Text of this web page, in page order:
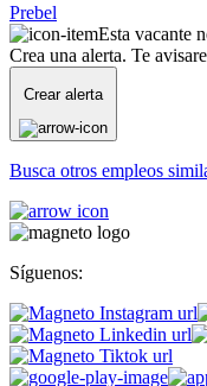
Prebel
Esta vacante
Crea una alerta. Te
Crear alerta
Busca otros empleos
Síguenos: